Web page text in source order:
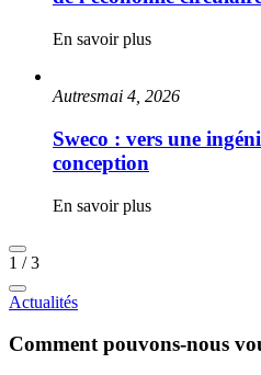
En savoir plus
Autresmai 4, 2026
Sweco : vers une
conception
En savoir plus
1 /3
Actualités
Comment pouvons-nous